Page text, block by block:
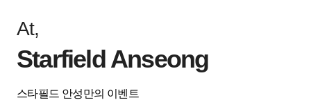
At,
Starfield Anseong
스타필드 안성만의 이벤트